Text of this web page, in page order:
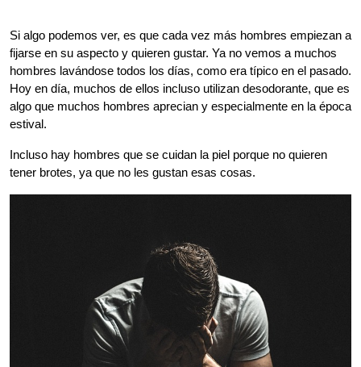
Si algo podemos ver, es que cada vez más hombres empiezan a
fijarse en su aspecto y quieren gustar. Ya no vemos a muchos
hombres lavándose todos los días, como era típico en el pasado.
Hoy en día, muchos de ellos incluso utilizan desodorante, que es
algo que muchos hombres aprecian y especialmente en la época
estival.
Incluso hay hombres que se cuidan la piel porque no quieren
tener brotes, ya que no les gustan esas cosas.